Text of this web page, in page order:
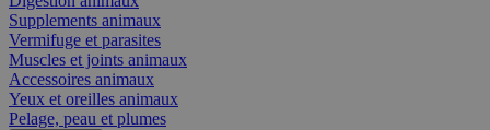
Supplements animaux
Vermifuge et parasites
Muscles et joints animaux
Accessoires animaux
Yeux et oreilles animaux
Pelage, peau et plumes